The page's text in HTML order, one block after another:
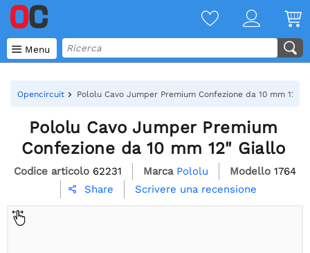
 Menu
Opencircuit Pololu Cavo Jumper Premium Confezione da 10 mm 12"
Pololu Cavo Jumper Premium
Confezione da 10 mm 12" Giallo
Codice articolo 62231 Marca Pololu Modello 1764
 Share Scrivere una recensione